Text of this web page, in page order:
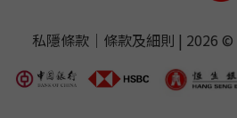
私隱條款｜ 條款及細則 | 2026 ©